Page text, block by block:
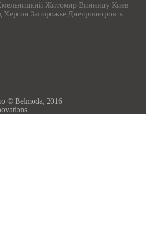
Житомир Винницу Киев
Херсон Запорожье Днепропетровск
© Belmoda, 2016